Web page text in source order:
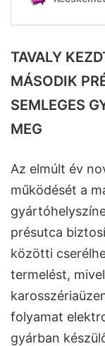
TAVALY
MÁSODIK
SEMLEGES
MEG
Az elmúlt év
működését a
présutca
közötti
termelést,
folyamat
gyárban